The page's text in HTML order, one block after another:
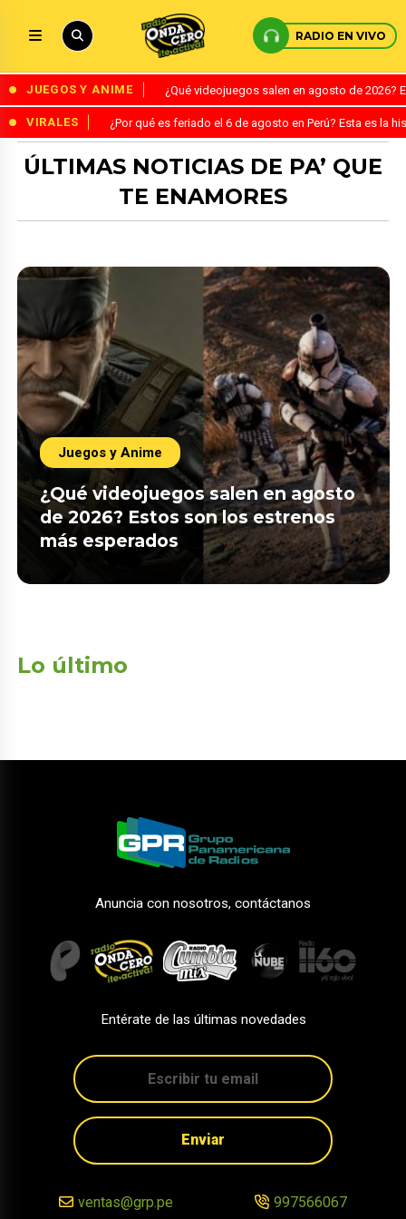
RADIO EN VIVO
JUEGOS Y ANIME ¿Qué videojuegos salen en agosto de
VIRALES ¿Por qué es feriado el 6 de agosto en Perú? Esta es la
ÚLTIMAS NOTICIAS DE PA’ QUE
TE ENAMORES
Juegos y Anime
¿Qué videojuegos salen en agosto
de 2026? Estos son los estrenos
más esperados
Lo último
Anuncia con nosotros, contáctanos
Entérate de las últimas novedades
Enviar
ventas@grp.pe 997566067